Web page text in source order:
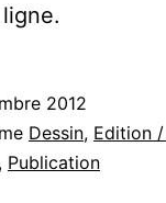
2012
Dessin, Edition
, Publication